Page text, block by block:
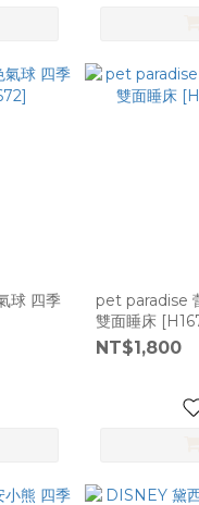
球 四季
pet paradise
雙面睡床
NT$1,800